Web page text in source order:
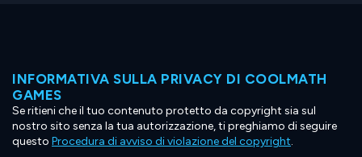
INFORMATIVA SULLA PRIVACY DI COOLMATH
GAMES
Se ritieni che il tuo contenuto protetto da copyright sia sul
nostro sito senza la tua autorizzazione, ti preghiamo di seguire
questo Procedura di avviso di violazione del copyright.